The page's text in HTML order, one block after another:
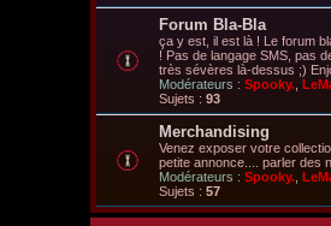
Forum Bla-Bla
ça y est, il est là ! Le forum
! Pas de langage SMS, pas
très sévères là-dessus ;)
Modérateurs : Spooky.
Sujets : 93
Merchandising
Venez exposer votre
petite annonce.... parler des
Modérateurs : Spooky.
Sujets : 57